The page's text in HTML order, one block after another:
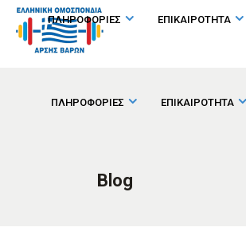
ΠΛΗΡΟΦΟΡΙΕΣ ΕΠΙΚΑΙΡΟΤΗΤΑ
ΠΛΗΡΟΦΟΡΙΕΣ ΕΠΙΚΑΙΡΟΤΗΤΑ
Blog